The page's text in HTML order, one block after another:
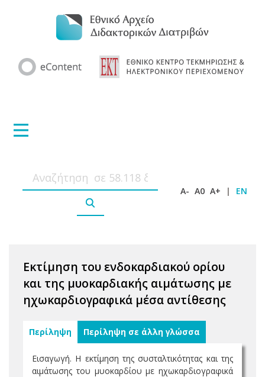
A- A0 A+ | EN
Εκτίμηση του ενδοκαρδιακού ορίου
και της μυοκαρδιακής αιμάτωσης με
ηχωκαρδιογραφικά μέσα αντίθεσης
Περίληψη Περίληψη σε άλλη γλώσσα
Εισαγωγή. Η εκτίμηση της συσταλτικότητας και της
αιμάτωσης του μυοκαρδίου με ηχωκαρδιογραφικά